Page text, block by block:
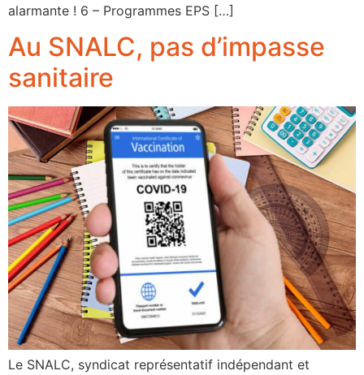
alarmante ! 6 – Programmes EPS […]
Au SNALC, pas d’impasse
sanitaire
Le SNALC, syndicat représentatif indépendant et